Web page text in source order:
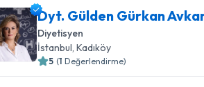
Dyt. Gülden Gürkan
Diyetisyen
İstanbul, Kadıköy
5 (1 Değerlendirme)